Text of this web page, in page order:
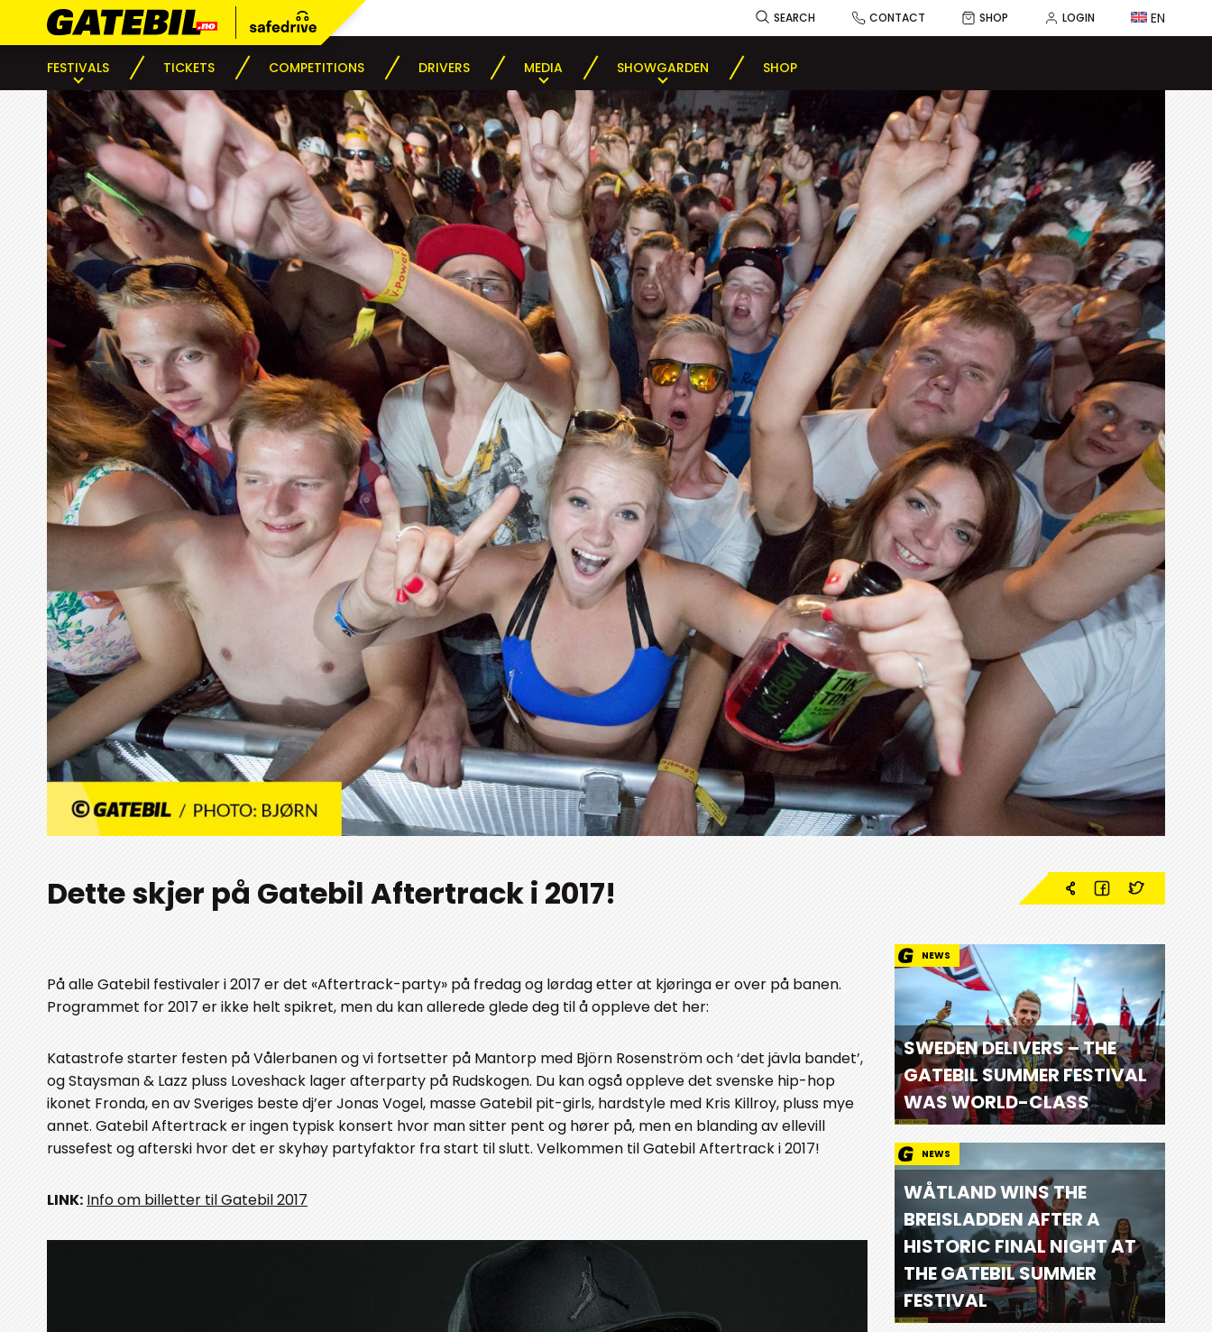
FESTIVALS TICKETS COMPETITIONS DRIVERS MEDIA SHOWGARDEN SHOP
SEARCH CONTACT SHOP LOGIN EN
Dette skjer på Gatebil Aftertrack i 2017!
På alle Gatebil festivaler i 2017 er det «Aftertrack-party» på fredag og lørdag etter at kjøringa er over på banen.
Programmet for 2017 er ikke helt spikret, men du kan allerede glede deg til å oppleve det her:
Katastrofe starter festen på Vålerbanen og vi fortsetter på Mantorp med Björn Rosenström och ‘det jävla bandet’,
og Staysman & Lazz pluss Loveshack lager afterparty på Rudskogen. Du kan også oppleve det svenske hip-hop
ikonet Fronda, en av Sveriges beste dj’er Jonas Vogel, masse Gatebil pit-girls, hardstyle med Kris Killroy, pluss mye
annet. Gatebil Aftertrack er ingen typisk konsert hvor man sitter pent og hører på, men en blanding av ellevill
russefest og afterski hvor det er skyhøy partyfaktor fra start til slutt. Velkommen til Gatebil Aftertrack i 2017!
LINK: Info om billetter til Gatebil 2017
NEWS
SWEDEN DELIVERS – THE
GATEBIL SUMMER FESTIVAL
WAS WORLD-CLASS
NEWS
WÅTLAND WINS THE
BREISLADDEN AFTER A
HISTORIC FINAL NIGHT AT
THE GATEBIL SUMMER
FESTIVAL